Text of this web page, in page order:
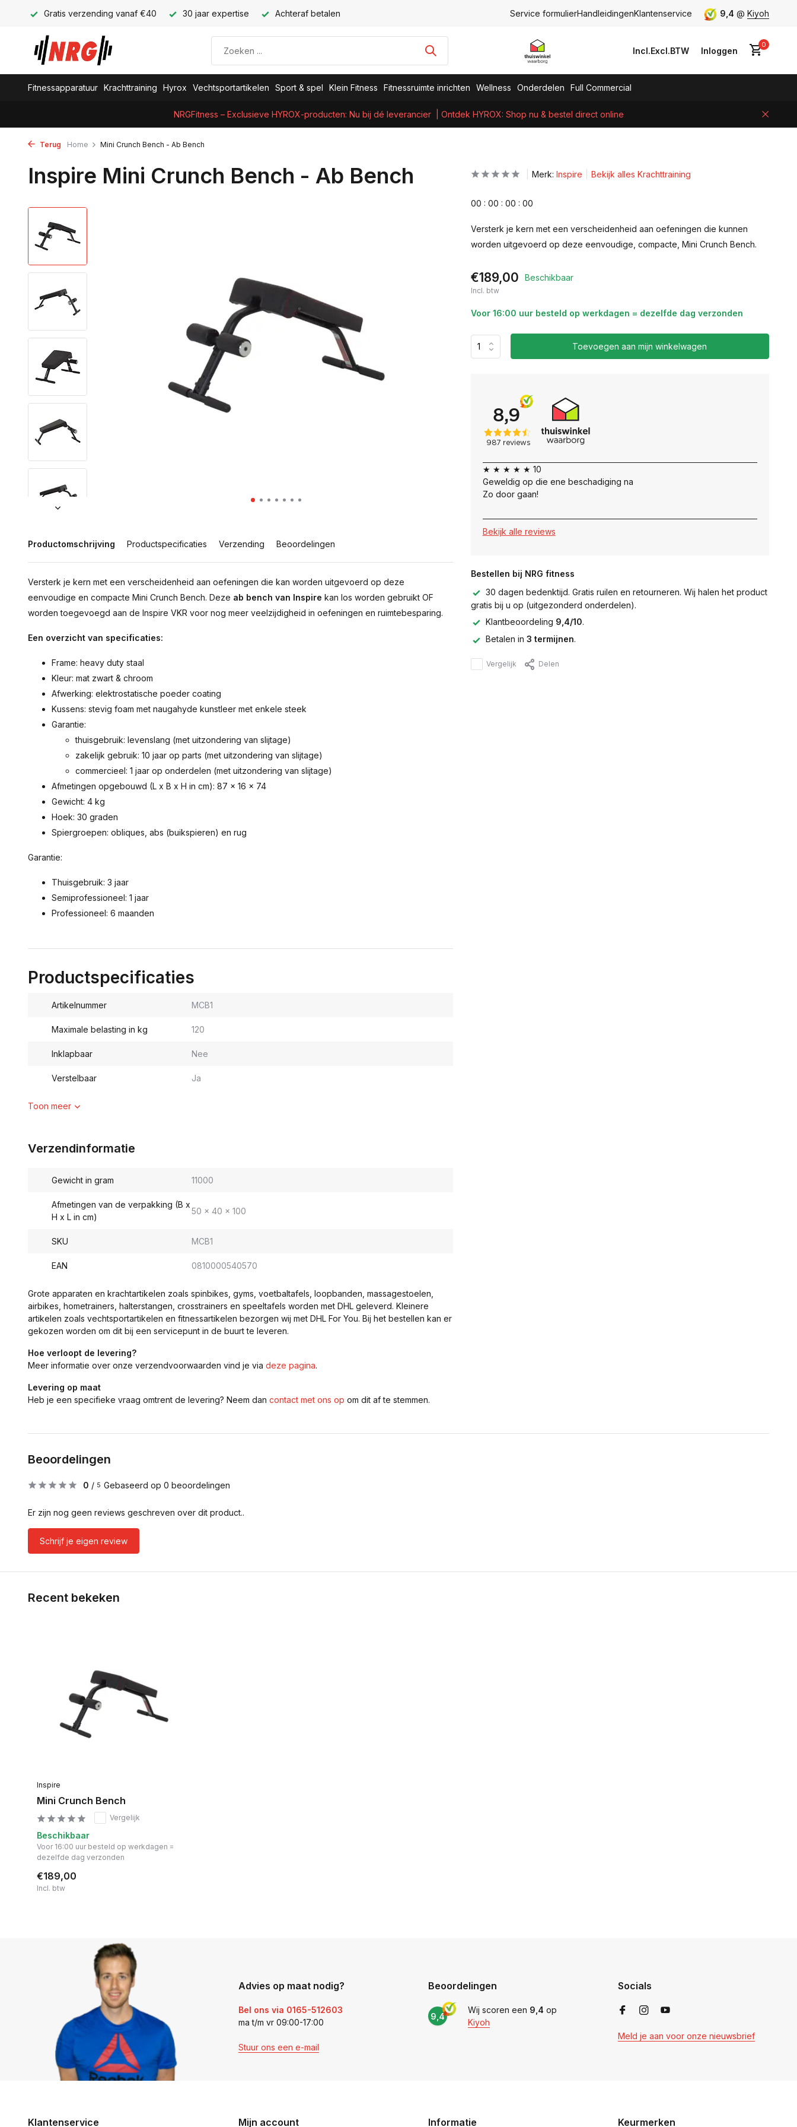
Gratis verzending vanaf €40 30 jaar expertise Achteraf betalen Service formulierHandleidingenKlantenservice 9,4 @ Kiyoh
Incl.Excl.BTW Inloggen
0
Fitnessapparatuur Krachttraining Hyrox Vechtsportartikelen Sport & spel Klein Fitness Fitnessruimte inrichten Wellness Onderdelen Full Commercial
NRGFitness – Exclusieve HYROX-producten: Nu bij dé leverancier | Ontdek HYROX: Shop nu & bestel direct online
Terug Home Mini Crunch Bench - Ab Bench
Inspire Mini Crunch Bench - Ab Bench
Productomschrijving Productspecificaties Verzending Beoordelingen
Versterk je kern met een verscheidenheid aan oefeningen die kan worden uitgevoerd op deze
eenvoudige en compacte Mini Crunch Bench. Deze ab bench van Inspire kan los worden gebruikt OF
worden toegevoegd aan de Inspire VKR voor nog meer veelzijdigheid in oefeningen en ruimtebesparing.
Een overzicht van specificaties:
Frame: heavy duty staal
Kleur: mat zwart & chroom
Afwerking: elektrostatische poeder coating
Kussens: stevig foam met naugahyde kunstleer met enkele steek
Garantie:
thuisgebruik: levenslang (met uitzondering van slijtage)
zakelijk gebruik: 10 jaar op parts (met uitzondering van slijtage)
commercieel: 1 jaar op onderdelen (met uitzondering van slijtage)
Afmetingen opgebouwd (L x B x H in cm): 87 x 16 x 74
Gewicht: 4 kg
Hoek: 30 graden
Spiergroepen: obliques, abs (buikspieren) en rug
Garantie:
Thuisgebruik: 3 jaar
Semiprofessioneel: 1 jaar
Professioneel: 6 maanden
Productspecificaties
Artikelnummer MCB1
Maximale belasting in kg 120
Inklapbaar Nee
Verstelbaar Ja
Toon meer
Verzendinformatie
Gewicht in gram 11000
Afmetingen van de verpakking (B x
H x L in cm)
50 x 40 x 100
SKU MCB1
EAN 0810000540570
Grote apparaten en krachtartikelen zoals spinbikes, gyms, voetbaltafels, loopbanden, massagestoelen,
airbikes, hometrainers, halterstangen, crosstrainers en speeltafels worden met DHL geleverd. Kleinere
artikelen zoals vechtsportartikelen en fitnessartikelen bezorgen wij met DHL For You. Bij het bestellen kan er
gekozen worden om dit bij een servicepunt in de buurt te leveren.
Hoe verloopt de levering?
Meer informatie over onze verzendvoorwaarden vind je via deze pagina.
Levering op maat
Heb je een specifieke vraag omtrent de levering? Neem dan contact met ons op om dit af te stemmen.
Merk: Inspire Bekijk alles Krachttraining
00 : 00 : 00 : 00
Versterk je kern met een verscheidenheid aan oefeningen die kunnen
worden uitgevoerd op deze eenvoudige, compacte, Mini Crunch Bench.
€189,00 Beschikbaar
Incl. btw
Voor 16:00 uur besteld op werkdagen = dezelfde dag verzonden
Toevoegen aan mijn winkelwagen
★ ★ ★ ★ ★ 10
Geweldig op die ene beschadiging na
Zo door gaan!
Bekijk alle reviews
Bestellen bij NRG fitness
30 dagen bedenktijd. Gratis ruilen en retourneren. Wij halen het product
gratis bij u op (uitgezonderd onderdelen).
Klantbeoordeling 9,4/10.
Betalen in 3 termijnen.
Vergelijk Delen
Beoordelingen
0 / 5 Gebaseerd op 0 beoordelingen
Er zijn nog geen reviews geschreven over dit product..
Schrijf je eigen review
Recent bekeken
Inspire
Mini Crunch Bench
Vergelijk
Beschikbaar
Voor 16:00 uur besteld op werkdagen =
dezelfde dag verzonden
€189,00
Incl. btw
Advies op maat nodig?
Bel ons via 0165-512603
ma t/m vr 09:00-17:00
Stuur ons een e-mail
Beoordelingen
9,4
Wij scoren een 9,4 op
Kiyoh
Socials
Meld je aan voor onze nieuwsbrief
Klantenservice Mijn account Informatie Keurmerken